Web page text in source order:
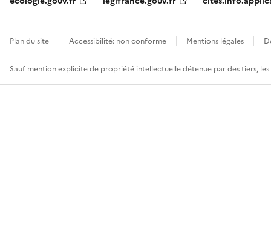
Plan du site Accessibilité: non conforme Mentions légales
Sauf mention explicite de propriété intellectuelle détenue par des tiers,